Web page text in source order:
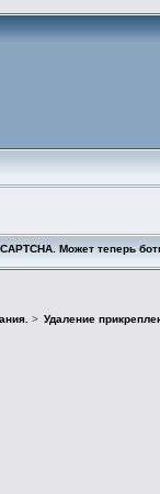
Может теперь
> Удаление